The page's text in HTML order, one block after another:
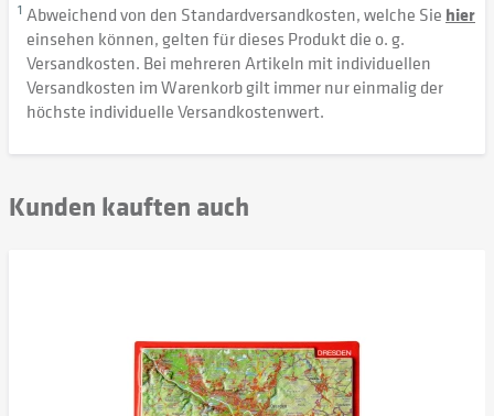
1 Abweichend von den Standardversandkosten, welche Sie hier
einsehen können, gelten für dieses Produkt die o. g.
Versandkosten. Bei mehreren Artikeln mit individuellen
Versandkosten im Warenkorb gilt immer nur einmalig der
höchste individuelle Versandkostenwert.
Kunden kauften auch